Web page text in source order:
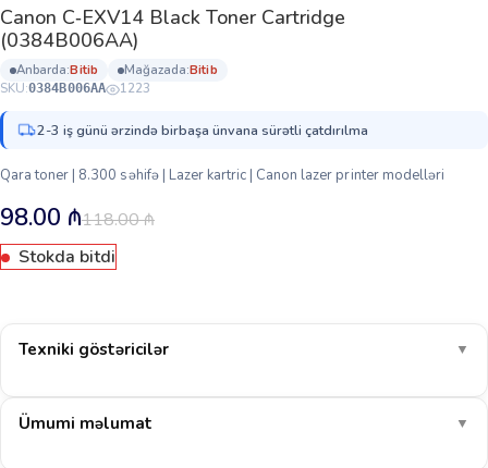
Canon C‑EXV14 Black Toner Cartridge
(0384B006AA)
anbarda: bi̇ti̇b mağazada: bi̇ti̇b
SKU:0384B006AA 1223
2-3 iş günü ərzində birbaşa ünvana sürətli çatdırılma
Qara toner | 8.300 səhifə | Lazer kartric | Canon lazer printer modelləri
118.00₼
98.00 ₼
Stokda bitdi
Texniki göstəricilər ▼
Ümumi məlumat ▼